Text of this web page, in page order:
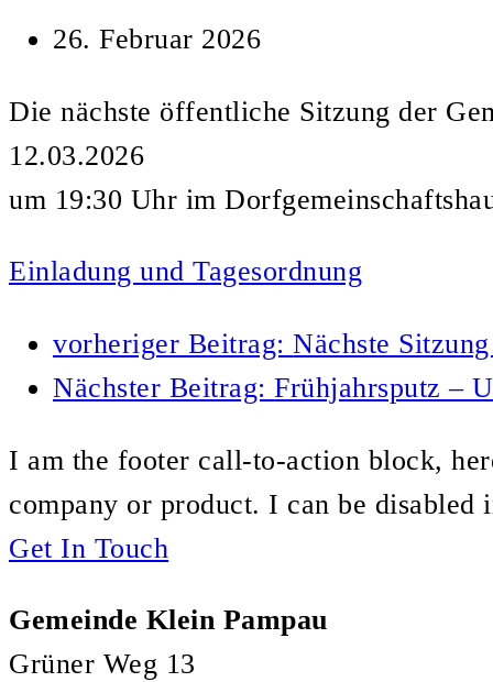
26. Februar 2026
Die nächste öffentliche Sitzung der
12.03.2026
um 19:30 Uhr im
Einladung und Tagesordnung
vorheriger Beitrag:Nächste
Nächster Beitrag:Frühjahrsputz –
I am the footer call-to-action block,
company or product. I can be disabled
Get In Touch
Gemeinde Klein Pampau
Grüner Weg 13